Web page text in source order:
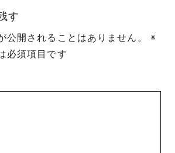
す
公開されることはありません。
※
必須項目です